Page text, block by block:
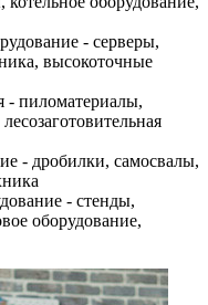
- серверы,
высокоточные
- пиломатериалы,
- дробилки, самосвалы,
- стенды,
оборудование,